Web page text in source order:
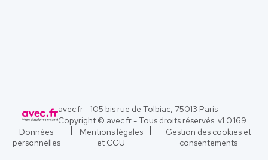
avec.fr - 105 bis rue de Tolbiac, 75013 Paris
Copyright © avec.fr - Tous droits réservés. v1.0.169
Données
personnelles
Mentions légales
et CGU
Gestion des cookies et
consentements